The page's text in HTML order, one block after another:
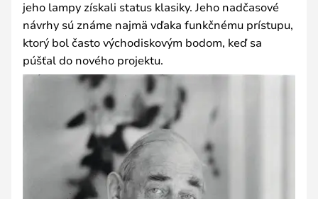
jeho lampy získali status klasiky. Jeho nadčasové
návrhy sú známe najmä vďaka funkčnému prístupu,
ktorý bol často východiskovým bodom, keď sa
púšťal do nového projektu.